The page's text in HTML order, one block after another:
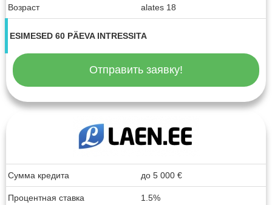
Возраст alates 18
ESIMESED 60 PÄEVA INTRESSITA
Отправить заявку!
Сумма кредита до 5 000 €
Процентная ставка 1.5%